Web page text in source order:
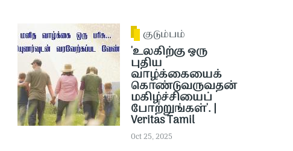
குடும்பம்
​​'உலகிற்கு ஒரு
புதிய
வாழ்க்கையைக்
கொண்டுவருவதன்
மகிழ்ச்சியைப்
போற்றுங்கள்'. |
Veritas Tamil
Oct 25, 2025